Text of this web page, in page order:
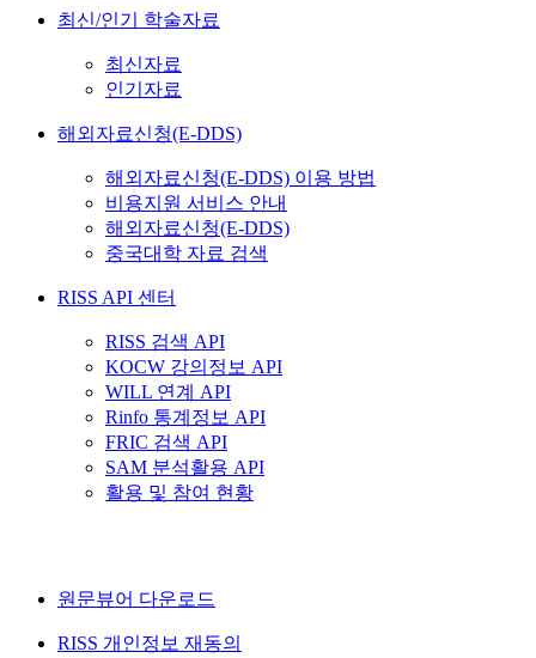
최신/인기 학술자료
최신자료
인기자료
해외자료신청(E-DDS)
해외자료신청(E-DDS) 이용 방법
비용지원 서비스 안내
해외자료신청(E-DDS)
중국대학 자료 검색
RISS API 센터
RISS 검색 API
KOCW 강의정보 API
WILL 연계 API
Rinfo 통계정보 API
FRIC 검색 API
SAM 분석활용 API
활용 및 참여 현황
원문뷰어 다운로드
RISS 개인정보 재동의